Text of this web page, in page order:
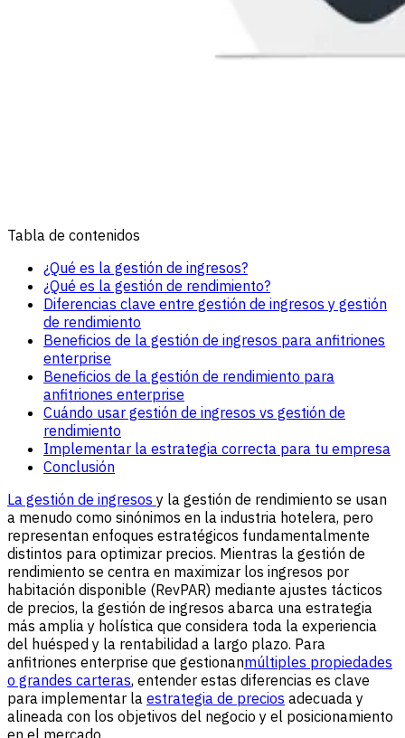
Tabla de contenidos
¿Qué es la gestión de ingresos?
¿Qué es la gestión de rendimiento?
Diferencias clave entre gestión de ingresos y gestión
de rendimiento
Beneficios de la gestión de ingresos para anfitriones
enterprise
Beneficios de la gestión de rendimiento para
anfitriones enterprise
Cuándo usar gestión de ingresos vs gestión de
rendimiento
Implementar la estrategia correcta para tu empresa
Conclusión
La gestión de ingresos y la gestión de rendimiento se usan
a menudo como sinónimos en la industria hotelera, pero
representan enfoques estratégicos fundamentalmente
distintos para optimizar precios. Mientras la gestión de
rendimiento se centra en maximizar los ingresos por
habitación disponible (RevPAR) mediante ajustes tácticos
de precios, la gestión de ingresos abarca una estrategia
más amplia y holística que considera toda la experiencia
del huésped y la rentabilidad a largo plazo. Para
anfitriones enterprise que gestionanmúltiples propiedades
o grandes carteras, entender estas diferencias es clave
para implementar la estrategia de precios adecuada y
alineada con los objetivos del negocio y el posicionamiento
en el mercado.